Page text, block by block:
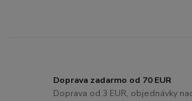
Doprava zadarmo od 70 EUR
Doprava od 3 EUR, objednávky